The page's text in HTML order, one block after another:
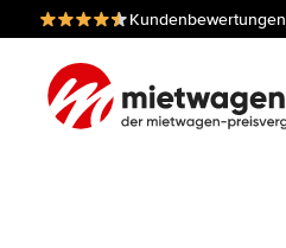
Kundenbewertungen